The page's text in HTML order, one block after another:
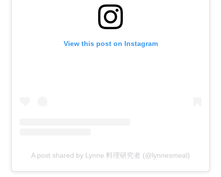
View this post on Instagram
A post shared by Lynne 料理研究者 (@lynnesmeal)